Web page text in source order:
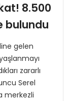
HEDEF8.500
bulundu
gelen
zararlı
Serel
merkezli